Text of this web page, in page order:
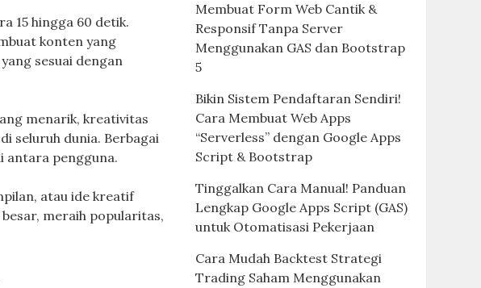
15 hingga 60 detik.
konten yang
sesuai dengan
menarik, kreativitas
seluruh dunia. Berbagai
antara pengguna.
atau ide kreatif
meraih popularitas,
Membuat Form Web Cantik &
Responsif Tanpa Server
Menggunakan GAS dan Bootstrap
5
Bikin Sistem Pendaftaran Sendiri!
Cara Membuat Web Apps
“Serverless” dengan Google Apps
Script & Bootstrap
Tinggalkan Cara Manual! Panduan
Lengkap Google Apps Script (GAS)
untuk Otomatisasi Pekerjaan
Cara Mudah Backtest Strategi
Trading Saham Menggunakan